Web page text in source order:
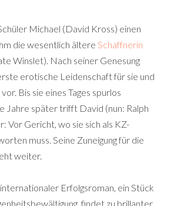
Michael (David Kross) einen
die wesentlich ältere Schaffnerin
Winslet). Nach seiner Genesung
erotische Leidenschaft für sie und
Bis sie eines Tages spurlos
Jahre später trifft David (nun: Ralph
Vor Gericht, wo sie sich als KZ-
muss. Seine Zuneigung für die
weiter.
Erfolgsroman, ein Stück
findet zu brillanter